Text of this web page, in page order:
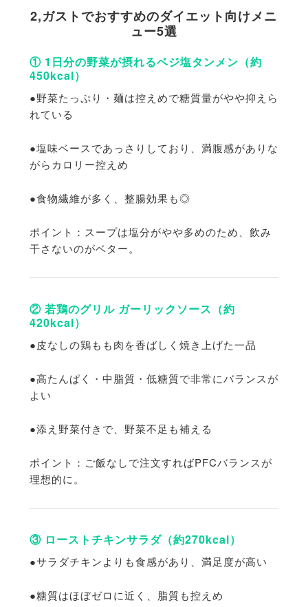
2,ガストでおすすめのダイエット向けメニ
ュー5選
① 1日分の野菜が摂れるベジ塩タンメン（約
450kcal）
●野菜たっぷり・麺は控えめで糖質量がやや抑えら
れている
●塩味ベースであっさりしており、 満腹感がありな
がらカロリー控えめ
●食物繊維が多く、整腸効果も◎
ポイント：スープは塩分がやや多めのため、 飲み
干さないのがベター。
② 若鶏のグリル ガーリックソース（約
420kcal）
●皮なしの鶏もも肉を香ばしく焼き上げた一品
●高たんぱく・中脂質・低糖質で非常にバランスが
よい
●添え野菜付きで、野菜不足も補える
ポイント：ご飯なしで注文すればPFCバランスが
理想的に。
③ ローストチキンサラダ（約270kcal）
●サラダチキンよりも食感があり、満足度が高い
●糖質はほぼゼロに近く、脂質も控えめ